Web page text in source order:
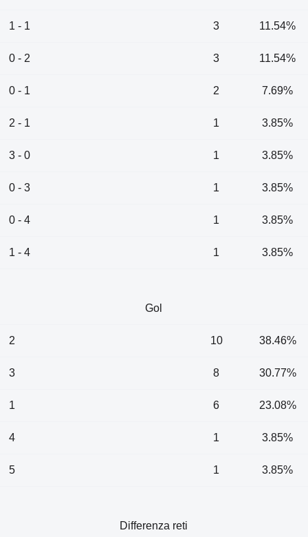
1 - 1 3 11.54%
0 - 2 3 11.54%
0 - 1 2 7.69%
2 - 1 1 3.85%
3 - 0 1 3.85%
0 - 3 1 3.85%
0 - 4 1 3.85%
1 - 4 1 3.85%
Gol
2 10 38.46%
3 8 30.77%
1 6 23.08%
4 1 3.85%
5 1 3.85%
Differenza reti